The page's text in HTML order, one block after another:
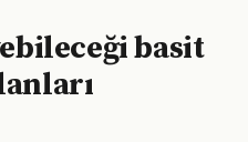
basit